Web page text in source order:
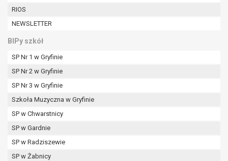
RIOS
NEWSLETTER
BIPy szkół
SP Nr 1 w Gryfinie
SP Nr 2 w Gryfinie
SP Nr 3 w Gryfinie
Szkoła Muzyczna w Gryfinie
SP w Chwarstnicy
SP w Gardnie
SP w Radziszewie
SP w Żabnicy